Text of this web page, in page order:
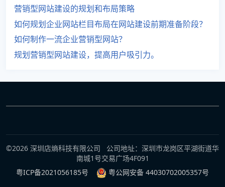
营销型网站建设的规划和布局策略
如何规划企业网站栏目布局在网站建设前期准备阶段？
如何制作一流企业营销型网站？
规划营销型网站建设，提高用户吸引力。
©2026 深圳店熵科技有限公司 公司地址：深圳市龙岗区平湖街道华
南城1号交易广场4F091
粤ICP备2021056185号
粤公网安备 44030702005357号